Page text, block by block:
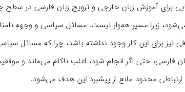
برای آموزش زبان خارجی و ترویج زبان فارسی در سطح
زیرا مسیر هموار نیست. مسائل سیاسی و وجهه
نیز برای این کار وجود نداشته باشد، چرا که مسائل
فارسی، حتی اگر انجام شود، اغلب ناکام می‌ماند و
محدود مانع از پیشبرد این هدف می‌شود.